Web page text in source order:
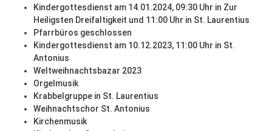
Kindergottesdienst am 14.01.2024, 09:30 Uhr in Zur
Heiligsten Dreifaltigkeit und 11:00 Uhr in St. Laurentius
Pfarrbüros geschlossen
Kindergottesdienst am 10.12.2023, 11:00 Uhr in St.
Antonius
Weltweihnachtsbazar 2023
Orgelmusik
Krabbelgruppe in St. Laurentius
Weihnachtschor St. Antonius
Kirchenmusik